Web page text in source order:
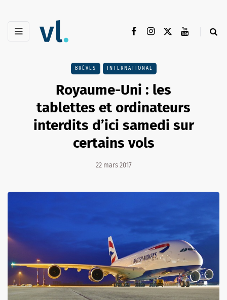
BRÈVES INTERNATIONAL
Royaume-Uni : les
tablettes et ordinateurs
interdits d’ici samedi sur
certains vols
22 mars 2017